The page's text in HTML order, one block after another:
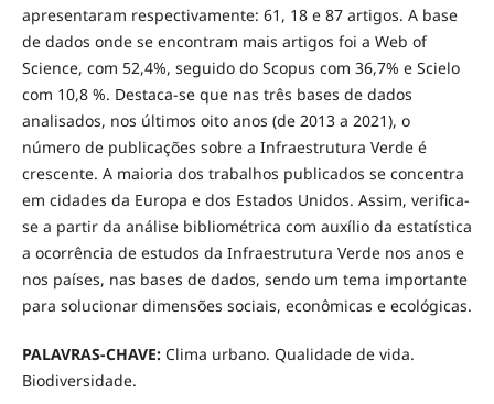
apresentaram respectivamente: 61, 18 e 87 artigos. A base
de dados onde se encontram mais artigos foi a Web of
Science, com 52,4%, seguido do Scopus com 36,7% e Scielo
com 10,8 %. Destaca-se que nas três bases de dados
analisados, nos últimos oito anos (de 2013 a 2021), o
número de publicações sobre a Infraestrutura Verde é
crescente. A maioria dos trabalhos publicados se concentra
em cidades da Europa e dos Estados Unidos. Assim, verifica-
se a partir da análise bibliométrica com auxílio da estatística
a ocorrência de estudos da Infraestrutura Verde nos anos e
nos países, nas bases de dados, sendo um tema importante
para solucionar dimensões sociais, econômicas e ecológicas.
PALAVRAS-CHAVE:Clima urbano. Qualidade de vida.
Biodiversidade.